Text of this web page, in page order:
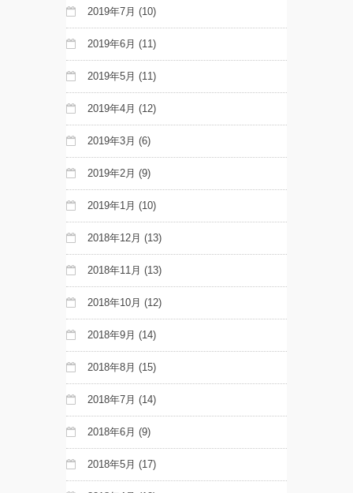
2019年7月 (10)
2019年6月 (11)
2019年5月 (11)
2019年4月 (12)
2019年3月 (6)
2019年2月 (9)
2019年1月 (10)
2018年12月 (13)
2018年11月 (13)
2018年10月 (12)
2018年9月 (14)
2018年8月 (15)
2018年7月 (14)
2018年6月 (9)
2018年5月 (17)